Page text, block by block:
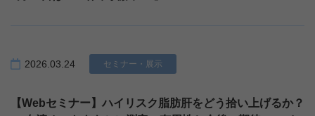
2026.03.24 セミナー・展示
【Webセミナー】ハイリスク脂肪肝をどう拾い上げるか？